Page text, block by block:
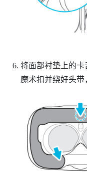
将面部衬垫上的
魔术扣并绕好头带